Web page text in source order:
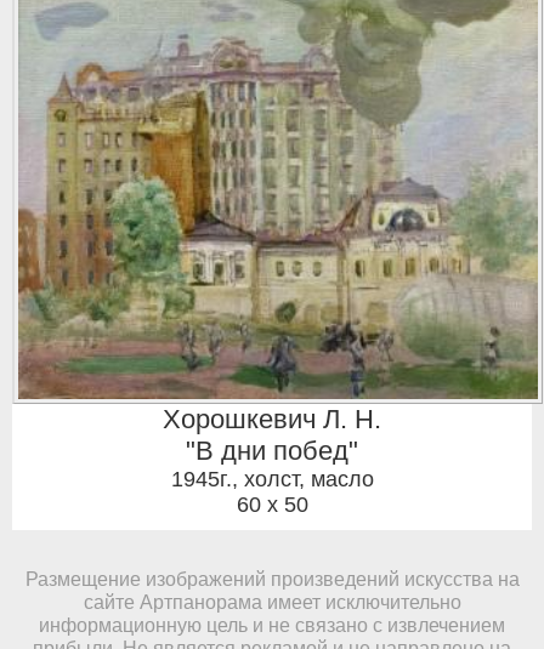
Хорошкевич Л. Н.
"В дни побед"
1945г., холст, масло
60 x 50
Размещение изображений произведений искусства на
сайте Артпанорама имеет исключительно
информационную цель и не связано с извлечением